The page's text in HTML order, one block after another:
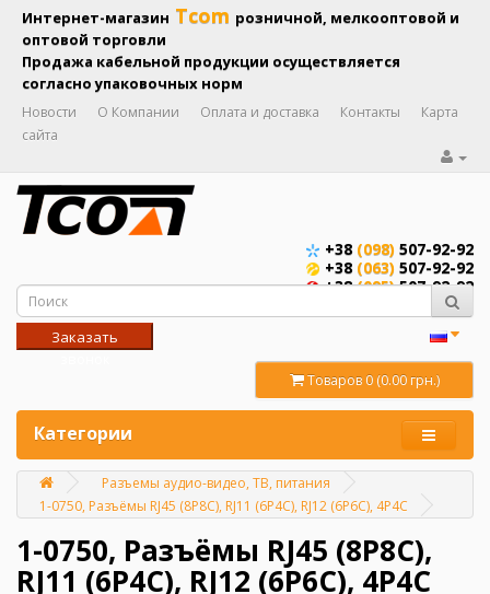
Интернет-магазин Tcom розничной, мелкооптовой и
оптовой торговли
Продажа кабельной продукции осуществляется
согласно упаковочных норм
Новости О Компании Оплата и доставка Контакты
Карта
сайта
+38 (098) 507-92-92
+38 (063) 507-92-92
+38(095)507-92-92
Заказать
Товаров 0 (0.00 грн.)
Категории
Главная
Разъемы аудио-видео, ТВ, питания
1-0750, Разъёмы RJ45 (8P8C), RJ11 (6Р4С), RJ12 (6Р6С), 4Р4С
1-0750, Разъёмы RJ45 (8P8C),
RJ11 (6Р4С), RJ12 (6Р6С), 4Р4С